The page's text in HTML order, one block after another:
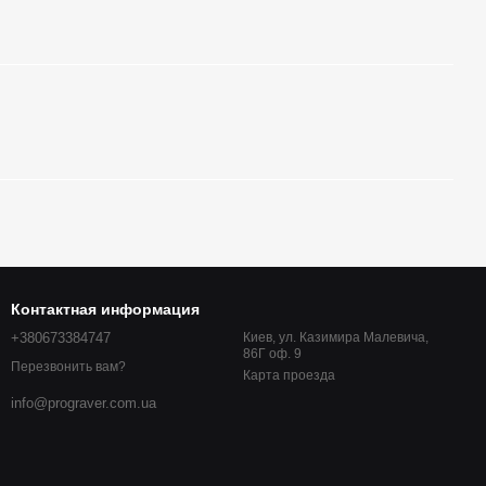
Контактная информация
+380673384747
Перезвонить вам?
info@prograver.com.ua
Киев, ул. Казимира Малевича,
86Г оф. 9
Карта проезда